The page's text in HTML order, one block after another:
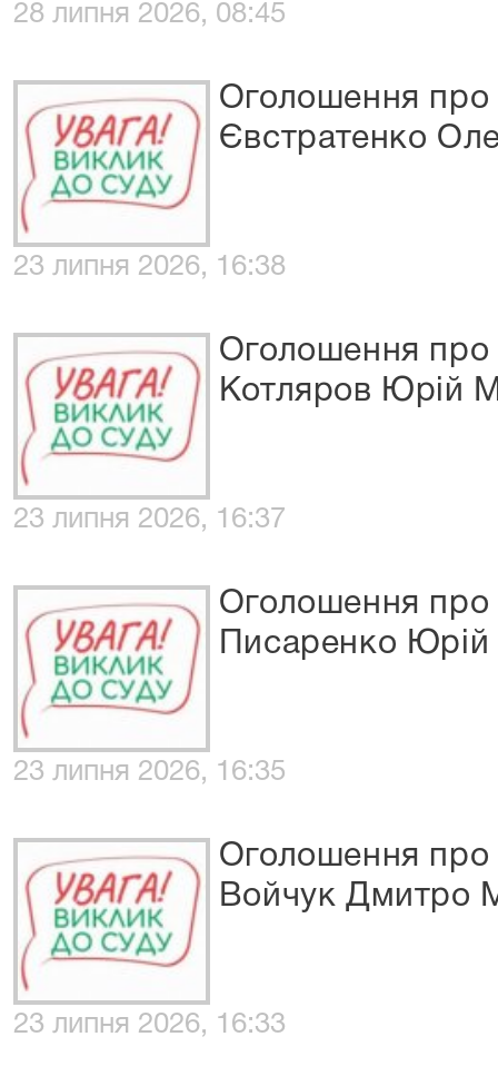
28 липня 2026, 08:45
Оголошення про
Євстратенко
23 липня 2026, 16:38
Оголошення про
Котляров Юрій
23 липня 2026, 16:37
Оголошення про
Писаренко Юрій
23 липня 2026, 16:35
Оголошення про
Войчук Дмитро
23 липня 2026, 16:33